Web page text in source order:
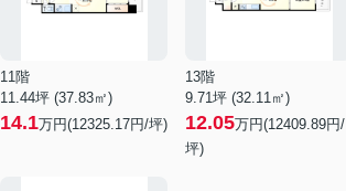
11階
11.44坪 (37.83㎡)
14.1万円(12325.17円/坪)
13階
9.71坪 (32.11㎡)
12.05万円(12409.89円/
坪)